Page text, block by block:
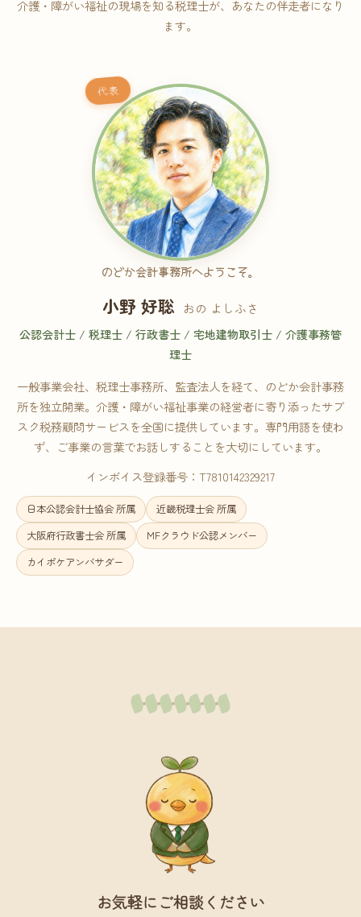
介護・障がい福祉の現場を知る税理士が、あなたの伴走者になり
ます。
代表
のどか会計事務所へようこそ。
小野 好聡 おの よしふさ
公認会計士 / 税理士 / 行政書士 / 宅地建物取引士 / 介護事務管
理士
一般事業会社、税理士事務所、監査法人を経て、のどか会計事務
所を独立開業。介護・障がい福祉事業の経営者に寄り添ったサブ
スク税務顧問サービスを全国に提供しています。専門用語を使わ
ず、ご事業の言葉でお話しすることを大切にしています。
インボイス登録番号：T7810142329217
日本公認会計士協会 所属
近畿税理士会 所属
大阪府行政書士会 所属
MFクラウド公認メンバー
カイポケアンバサダー
お気軽にご相談ください